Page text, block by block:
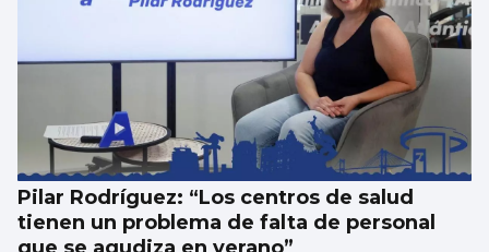
Pilar Rodríguez: “Los centros de salud
tienen un problema de falta de personal